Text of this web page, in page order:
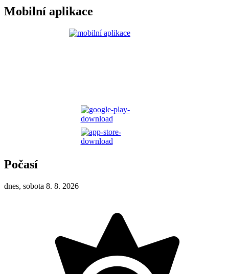
Mobilní aplikace
Počasí
dnes, sobota 8. 8. 2026